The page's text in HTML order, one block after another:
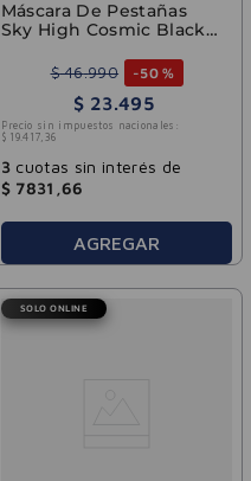
Máscara De Pestañas
Sky High Cosmic Black
$ 46.990 -50 %
$ 23 495
Precio sin impuestos nacionales:
$ 19 .417 36
3 cuotas sin interés de
$ 7831 ,66
AGREGAR
SOLO ONLINE